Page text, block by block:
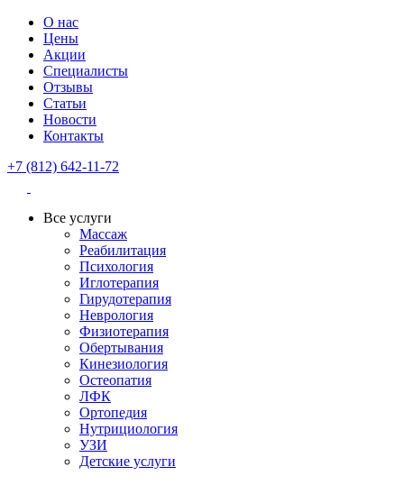
О нас
Цены
Акции
Специалисты
Отзывы
Статьи
Новости
Контакты
+7 (812) 642-11-72
Все услуги
Массаж
Реабилитация
Психология
Иглотерапия
Гирудотерапия
Неврология
Физиотерапия
Обертывания
Кинезиология
Остеопатия
ЛФК
Ортопедия
Нутрициология
УЗИ
Детские услуги